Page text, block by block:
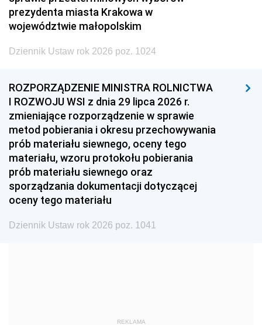
2005 2004
2002 2001
1999 1998
1993 1992 1991
1990 1989 1988
1987 1986 1985
1984 1983 1982
1981 1980
1978 1977
1975 1974
prezydenta miasta Krakowa w
województwie małopolskim
Dziennik Ustaw rok 2026 poz. 1024
ROZPORZĄDZENIE MINISTRA ROLNICTWA
I ROZWOJU WSI z dnia 29 lipca 2026 r.
zmieniające rozporządzenie w sprawie
metod pobierania i okresu przechowywania
prób materiału siewnego, oceny tego
materiału, wzoru protokołu pobierania
prób materiału siewnego oraz
sporządzania dokumentacji dotyczącej
oceny tego materiału
Dziennik Ustaw rok 2026 poz. 1041
REKLAMA